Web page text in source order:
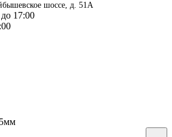
шоссе, д. 51А
17:00